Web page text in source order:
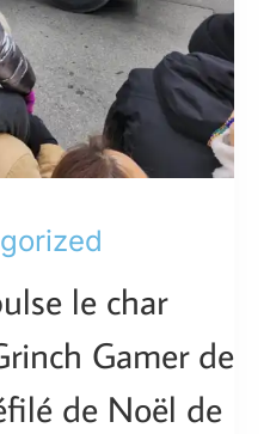
le char
Gamer de
de Noël de